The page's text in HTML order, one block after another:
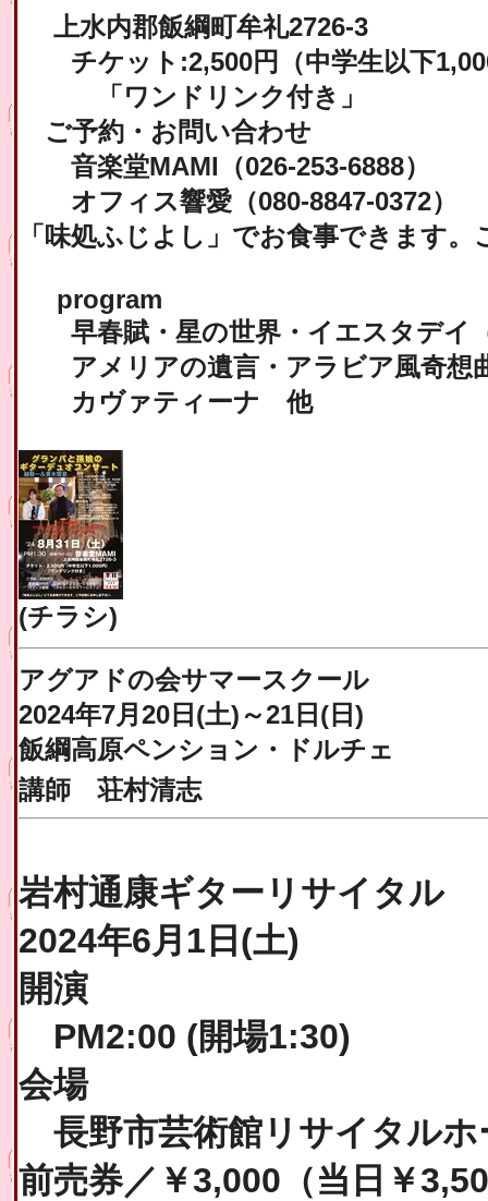
上水内郡飯綱町牟礼2726-3
チケット:2,500円（中学生以下
「ワンドリンク付き」
ご予約・お問い合わせ
音楽堂MAMI（026-253-6888）
オフィス響愛（080-8847-0372）
「味処ふじよし」でお食事できます
program
早春賦・星の世界・イエスタデイ
アメリアの遺言・アラビア風奇想
カヴァティーナ 他
(チラシ)
アグアドの会サマースクール
2024年7月20日(土)～21日(日)
飯綱高原ペンション・ドルチェ
講師 荘村清志
岩村通康ギターリサイタル
2024年6月1日(土)
開演
PM2:00 (開場1:30)
会場
長野市芸術館リサイタルホ
前売券／￥3,000（当日￥